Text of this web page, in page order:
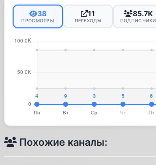
38
ПРОСМОТРЫ
11
ПЕРЕХОДЫ
85.7K
ПОДПИСЧИКИ
Похожие каналы: